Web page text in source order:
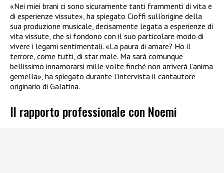
«Nei miei brani ci sono sicuramente tanti frammenti di vita e
di esperienze vissute», ha spiegato Cioffi sull’origine della
sua produzione musicale, decisamente legata a esperienze di
vita vissute, che si fondono con il suo particolare modo di
vivere i legami sentimentali. «La paura di amare? Ho il
terrore, come tutti, di star male. Ma sarà comunque
bellissimo innamorarsi mille volte finché non arriverà l’anima
gemella», ha spiegato durante l’intervista il cantautore
originario di Galatina.
Il rapporto professionale con Noemi